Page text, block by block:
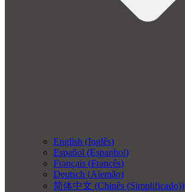
English (Inglês)
Español (Espanhol)
Français (Francês)
Deutsch (Alemão)
简体中文 (Chinês (Simplificado))